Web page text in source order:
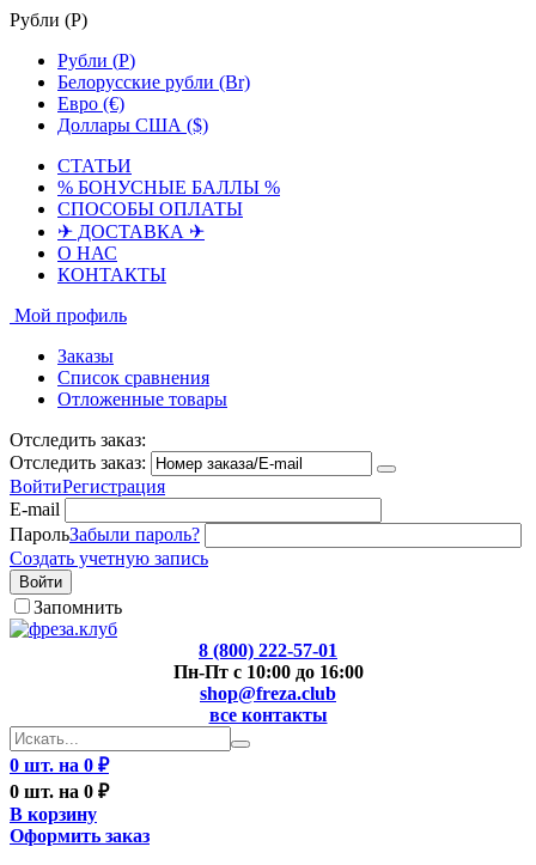
Рубли (Р)
Рубли (Р)
Белорусские рубли (Br)
Евро (€)
Доллары США ($)
СТАТЬИ
% БОНУСНЫЕ БАЛЛЫ %
СПОСОБЫ ОПЛАТЫ
✈ ДОСТАВКА ✈
О НАС
КОНТАКТЫ
Мой профиль
Заказы
Список сравнения
Отложенные товары
Отследить заказ:
Отследить заказ:
ВойтиРегистрация
E-mail
ПарольЗабыли пароль?
Создать учетную запись
Войти
Запомнить
8 (800) 222-57-01
Пн-Пт с 10:00 до 16:00
shop@freza.club
все контакты
0 шт. на 0 ₽
0 шт. на 0 ₽
В корзину
Оформить заказ